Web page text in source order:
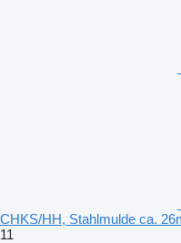
CHKS/HH, Stahlmulde ca.
11